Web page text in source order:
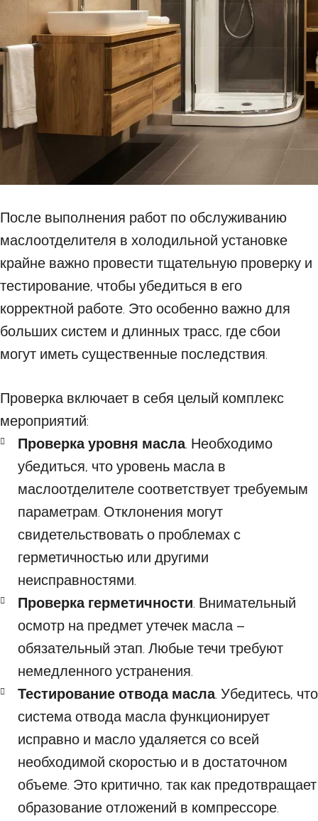
После выполнения работ по обслуживанию
маслоотделителя в холодильной установке
крайне важно провести тщательную проверку и
тестирование, чтобы убедиться в его
корректной работе. Это особенно важно для
больших систем и длинных трасс, где сбои
могут иметь существенные последствия.
Проверка включает в себя целый комплекс
мероприятий:
Проверка уровня масла. Необходимо
убедиться, что уровень масла в
маслоотделителе соответствует требуемым
параметрам. Отклонения могут
свидетельствовать о проблемах с
герметичностью или другими
неисправностями.
Проверка герметичности. Внимательный
осмотр на предмет утечек масла –
обязательный этап. Любые течи требуют
немедленного устранения.
Тестирование отвода масла. Убедитесь, что
система отвода масла функционирует
исправно и масло удаляется со всей
необходимой скоростью и в достаточном
объеме. Это критично, так как предотвращает
образование отложений в компрессоре.